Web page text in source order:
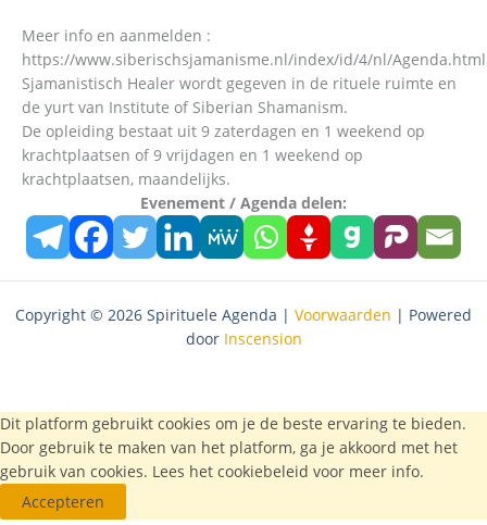
Meer info en aanmelden :
https://www.siberischsjamanisme.nl/index/id/4/nl/Agenda.html
Sjamanistisch Healer wordt gegeven in de rituele ruimte en
de yurt van Institute of Siberian Shamanism.
De opleiding bestaat uit 9 zaterdagen en 1 weekend op
krachtplaatsen of 9 vrijdagen en 1 weekend op
krachtplaatsen, maandelijks.
Evenement / Agenda delen:
Copyright © 2026 Spirituele Agenda | Voorwaarden | Powered
door Inscension
Dit platform gebruikt cookies om je de beste ervaring te bieden.
Door gebruik te maken van het platform, ga je akkoord met het
gebruik van cookies. Lees het cookiebeleid voor meer info.
Accepteren